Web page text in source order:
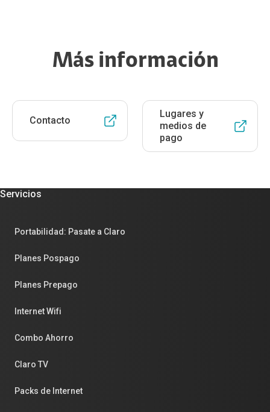
Más información
Contacto
Lugares y
medios de
pago
Servicios
Portabilidad: Pasate a Claro
Planes Pospago
Planes Prepago
Internet Wifi
Combo Ahorro
Claro TV
Packs de Internet